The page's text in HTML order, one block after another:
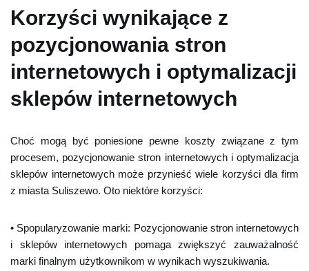
Korzyści wynikające z
pozycjonowania stron
internetowych i optymalizacji
sklepów internetowych
Choć mogą być poniesione pewne koszty związane z tym
procesem, pozycjonowanie stron internetowych i optymalizacja
sklepów internetowych może przynieść wiele korzyści dla firm
z miasta Suliszewo. Oto niektóre korzyści:
• Spopularyzowanie marki: Pozycjonowanie stron internetowych
i sklepów internetowych pomaga zwiększyć zauważalność
marki finalnym użytkownikom w wynikach wyszukiwania.